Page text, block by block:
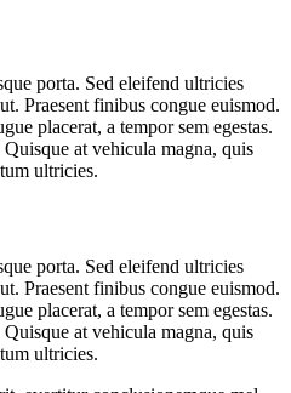
porta. Sed eleifend ultricies
Praesent finibus congue euismod.
placerat, a tempor sem egestas.
at vehicula magna, quis
ultricies.
porta. Sed eleifend ultricies
Praesent finibus congue euismod.
placerat, a tempor sem egestas.
at vehicula magna, quis
ultricies.